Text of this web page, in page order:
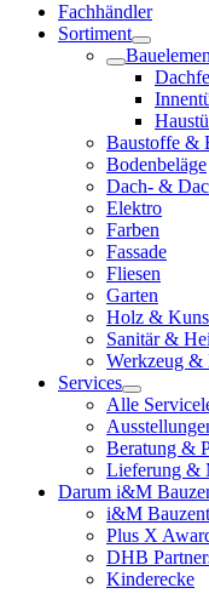
Fachhändler
Sortiment
Baustoffe &
Bodenbeläge
Dach- &
Elektro
Farben
Fassade
Fliesen
Garten
Holz &
Sanitär &
Werkzeug &
Services
Alle
Beratung &
Lieferung &
Darum i&M
i&M
Plus X
DHB
Kinderecke